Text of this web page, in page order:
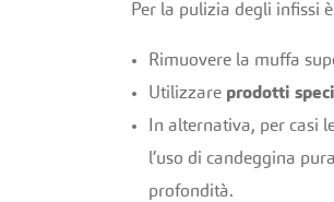
Per la pulizia degli infissi
Rimuovere la muffa
Utilizzare prodotti
In alternativa, per casi
l’uso di candeggina
profondità.